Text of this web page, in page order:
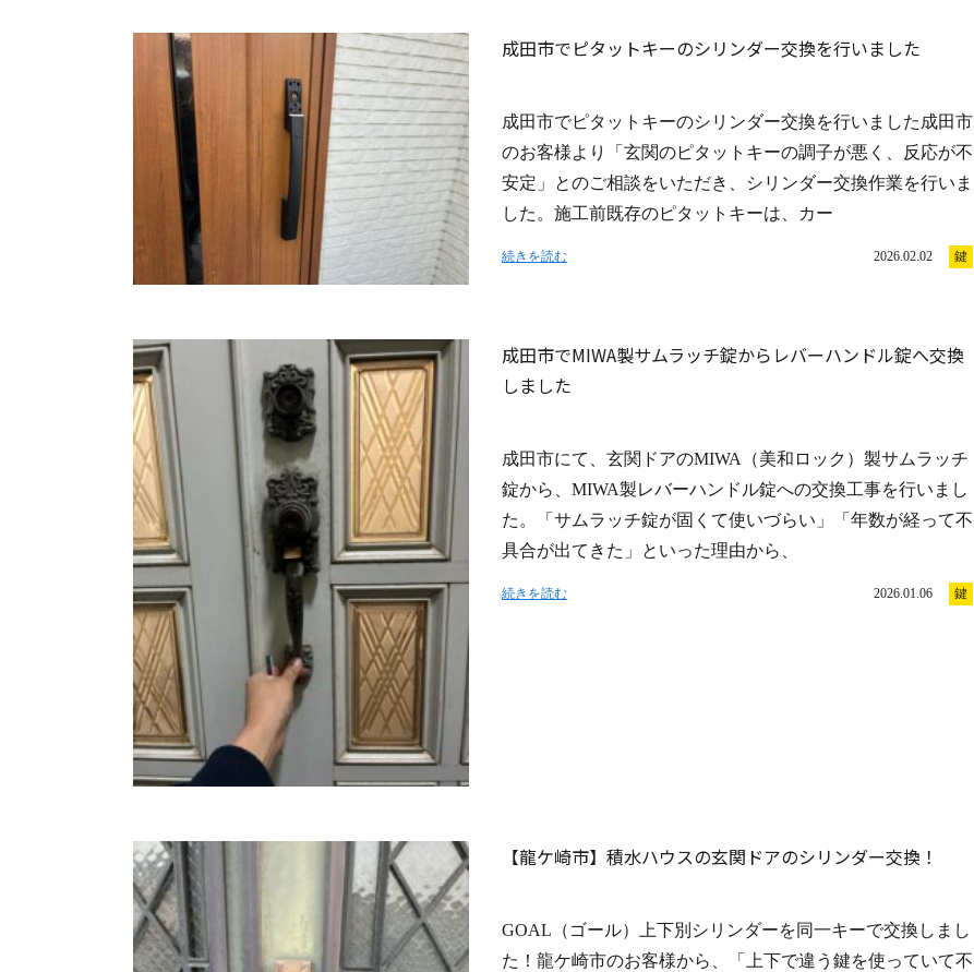
成田市でピタットキーのシリンダー交換を行いました
成田市でピタットキーのシリンダー交換を行いました成田市
のお客様より「玄関のピタットキーの調子が悪く、反応が不
安定」とのご相談をいただき、シリンダー交換作業を行いま
した。施工前既存のピタットキーは、カー
続きを読む 2026.02.02 鍵
成田市でMIWA製サムラッチ錠からレバーハンドル錠へ交換
しました
成田市にて、玄関ドアのMIWA（美和ロック）製サムラッチ
錠から、MIWA製レバーハンドル錠への交換工事を行いまし
た。「サムラッチ錠が固くて使いづらい」「年数が経って不
具合が出てきた」といった理由から、
続きを読む 2026.01.06 鍵
【龍ケ崎市】積水ハウスの玄関ドアのシリンダー交換！
GOAL（ゴール）上下別シリンダーを同一キーで交換しまし
た！龍ケ崎市のお客様から、「上下で違う鍵を使っていて不